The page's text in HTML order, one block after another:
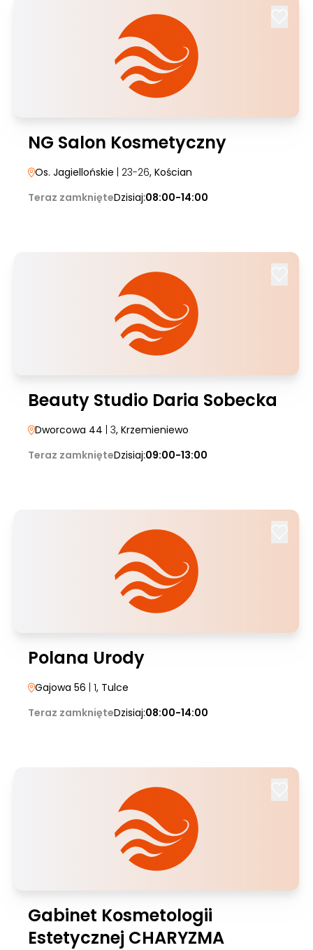
NG Salon Kosmetyczny
Os. Jagiellońskie | 23-26, Kościan
Teraz zamknięteDzisiaj:08:00-14:00
Beauty Studio Daria Sobecka
Dworcowa 44 | 3, Krzemieniewo
Teraz zamknięteDzisiaj:09:00-13:00
Polana Urody
Gajowa 56 | 1, Tulce
Teraz zamknięteDzisiaj:08:00-14:00
Gabinet Kosmetologii
Estetycznej CHARYZMA